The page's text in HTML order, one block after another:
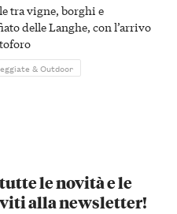
tra vigne, borghi e
delle Langhe, con l’arrivo
& Outdoor
le novità e le
alla newsletter!